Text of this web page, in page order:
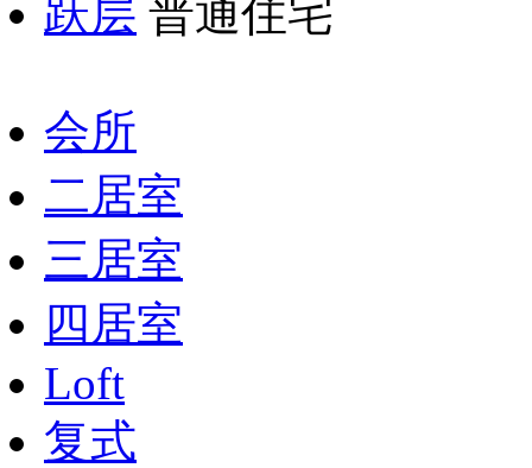
跃层 普通住宅
会所
二居室
三居室
四居室
Loft
复式